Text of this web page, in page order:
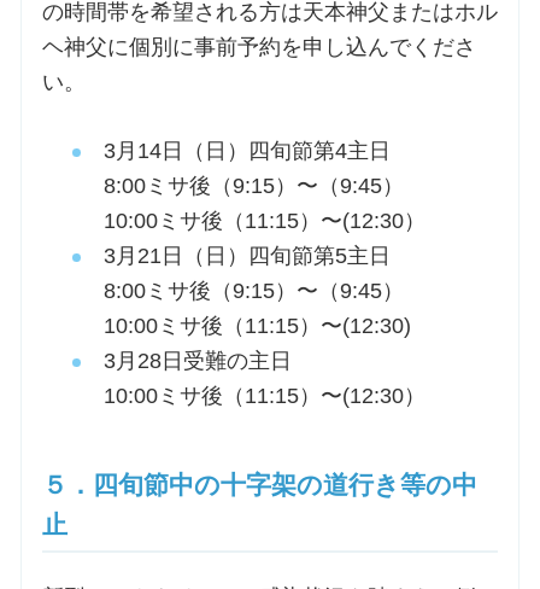
の時間帯を希望される方は天本神父またはホル
ヘ神父に個別に事前予約を申し込んでくださ
い。
3月14日（日）四旬節第4主日
8:00ミサ後（9:15）〜（9:45）
10:00ミサ後（11:15）〜(12:30）
3月21日（日）四旬節第5主日
8:00ミサ後（9:15）〜（9:45）
10:00ミサ後（11:15）〜(12:30)
3月28日受難の主日
10:00ミサ後（11:15）〜(12:30）
５．四旬節中の十字架の道行き等の中
止